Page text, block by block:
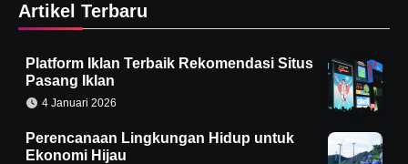
Artikel Terbaru
Platform Iklan Terbaik Rekomendasi Situs
Pasang Iklan
4 Januari 2026
Perencanaan Lingkungan Hidup untuk
Ekonomi Hijau